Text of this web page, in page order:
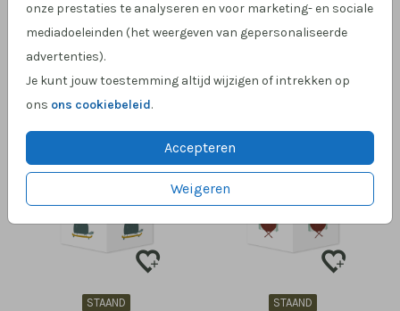
onze prestaties te analyseren en voor marketing- en sociale
mediadoeleinden (het weergeven van gepersonaliseerde
advertenties).
Je kunt jouw toestemming altijd wijzigen of intrekken op
ons ons cookiebeleid.
Accepteren
Weigeren
STAAND STAAND
STAAND STAAND